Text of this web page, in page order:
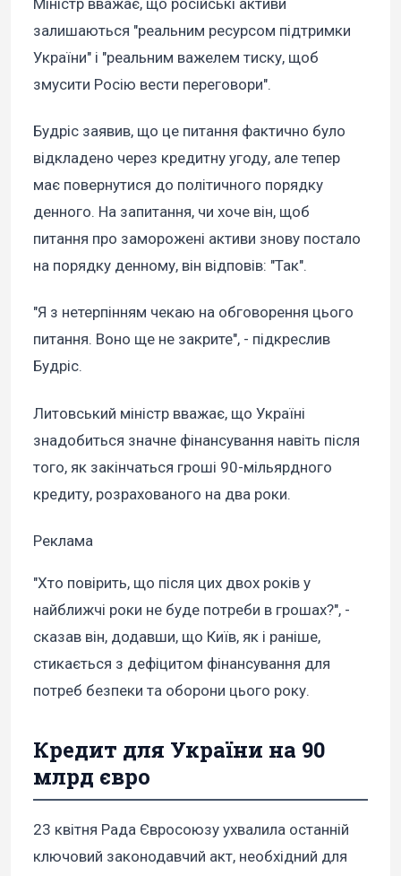
Міністр вважає, що російські активи
залишаються "реальним ресурсом підтримки
України" і "реальним важелем тиску, щоб
змусити Росію вести переговори".
Будріс заявив, що це питання фактично було
відкладено через кредитну угоду, але тепер
має повернутися до політичного порядку
денного. На запитання, чи хоче він, щоб
питання про заморожені активи знову постало
на порядку денному, він відповів: "Так".
"Я з нетерпінням чекаю на обговорення цього
питання. Воно ще не закрите", - підкреслив
Будріс.
Литовський міністр вважає, що Україні
знадобиться значне фінансування навіть після
того, як закінчаться гроші 90-мільярдного
кредиту, розрахованого на два роки.
Реклама
"Хто повірить, що після цих двох років у
найближчі роки не буде потреби в грошах?", -
сказав він, додавши, що Київ, як і раніше,
стикається з дефіцитом фінансування для
потреб безпеки та оборони цього року.
Кредит для України на 90
млрд євро
23 квітня Рада Євросоюзу ухвалила останній
ключовий законодавчий акт, необхідний для